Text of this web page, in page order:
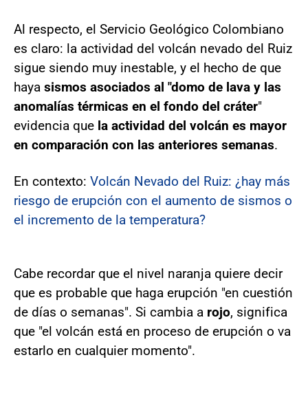
Al respecto, el Servicio Geológico Colombiano
es claro: la actividad del volcán nevado del Ruiz
sigue siendo muy inestable, y el hecho de que
haya sismos asociados al "domo de lava y las
anomalías térmicas en el fondo del cráter"
evidencia que la actividad del volcán es mayor
en comparación con las anteriores semanas.
En contexto: Volcán Nevado del Ruiz: ¿hay más
riesgo de erupción con el aumento de sismos o
el incremento de la temperatura?
Cabe recordar que el nivel naranja quiere decir
que es probable que haga erupción "en cuestión
de días o semanas". Si cambia a rojo, significa
que "el volcán está en proceso de erupción o va
estarlo en cualquier momento".